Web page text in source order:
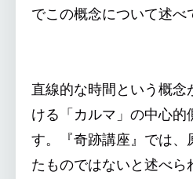
でこの概念について述べ
直線的な時間という概念
ける「カルマ」の中心的
す。『奇跡講座』では、
たものではないと述べ